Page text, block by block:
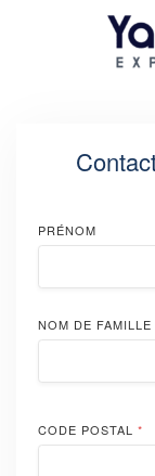
PRÉNOM
NOM DE FAMILLE
CODE POSTAL *